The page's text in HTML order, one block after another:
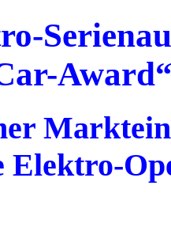
Elektro-